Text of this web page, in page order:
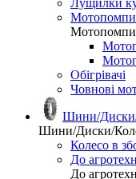
Лущилки
Мотопомпи
Мотопомпи
Обігрівачі
Човнові
Шини/Диски/
Шини/Диски/
Колесо в
До
До